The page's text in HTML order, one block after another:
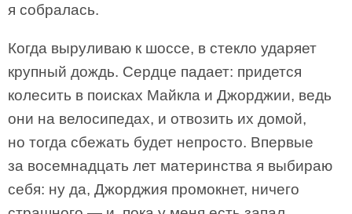
я собралась.
Когда выруливаю к шоссе, в стекло ударяет
крупный дождь. Сердце падает: придется
колесить в поисках Майкла и Джорджии, ведь
они на велосипедах, и отвозить их домой,
но тогда сбежать будет непросто. Впервые
за восемнадцать лет материнства я выбираю
себя: ну да, Джорджия промокнет, ничего